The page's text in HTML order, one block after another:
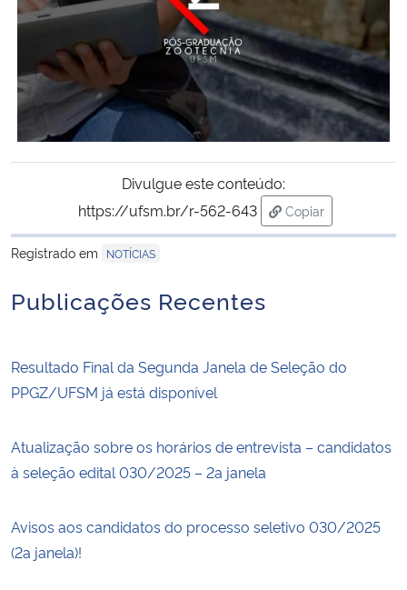
Divulgue este conteúdo:
https://ufsm.br/r-562-643
Copiar
para área de
Registrado em
NOTÍCIAS
Publicações Recentes
Resultado Final da Segunda Janela de Seleção do
PPGZ/UFSM já está disponível
Atualização sobre os horários de entrevista – candidatos
à seleção edital 030/2025 – 2a janela
Avisos aos candidatos do processo seletivo 030/2025
(2a janela)!